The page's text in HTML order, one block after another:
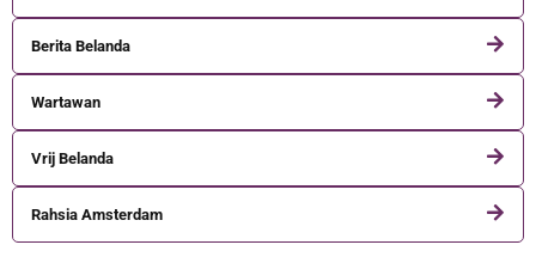
Berita Belanda
Wartawan
Vrij Belanda
Rahsia Amsterdam